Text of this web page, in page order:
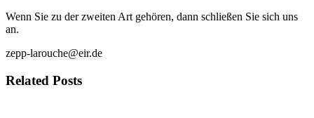
Wenn Sie zu der zweiten Art gehören, dann schließen Sie sich uns
an.
zepp-larouche@eir.de
Related Posts